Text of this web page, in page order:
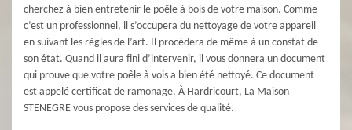
cherchez à bien entretenir le poêle à bois de votre maison. Comme
c’est un professionnel, il s’occupera du nettoyage de votre appareil
en suivant les règles de l’art. Il procédera de même à un constat de
son état. Quand il aura fini d’intervenir, il vous donnera un document
qui prouve que votre poêle à vois a bien été nettoyé. Ce document
est appelé certificat de ramonage. À Hardricourt, La Maison
STENEGRE vous propose des services de qualité.